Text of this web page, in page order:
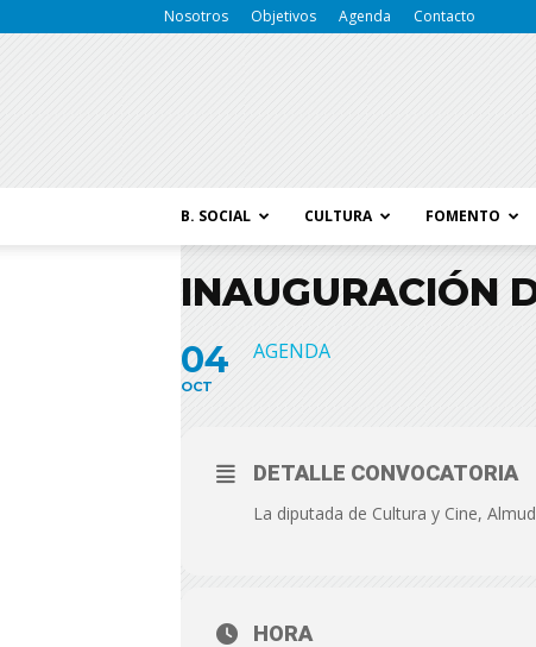
Nosotros Objetivos Agenda Contacto
B. SOCIAL CULTURA FOMENTO
INAUGURACIÓN
04
OCT
AGENDA
DETALLE CONVOCATORIA
La diputada de Cultura y Cine,
HORA